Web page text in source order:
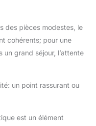
des pièces modestes, le
cohérents; pour une
grand séjour, l’attente
un point rassurant ou
est un élément